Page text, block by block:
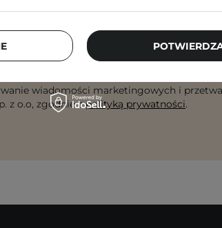
porady, beauty nowości
wiadomości marketingowych i
z o.o, zgodnie zpolityką prywatności.